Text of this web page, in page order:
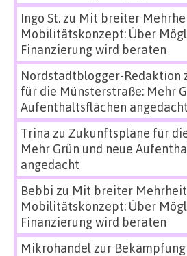
Ingo St.zu Mit breiter
Mobilitätskonzept: Über
Finanzierung wird beraten
Nordstadtblogger-Redaktion
für die Münsterstraße: Mehr
Aufenthaltsflächen angedacht
Trina zu Zukunftspläne für
Mehr Grün und neue
angedacht
Bebbi zu Mit breiter
Mobilitätskonzept: Über
Finanzierung wird beraten
Mikrohandel zur